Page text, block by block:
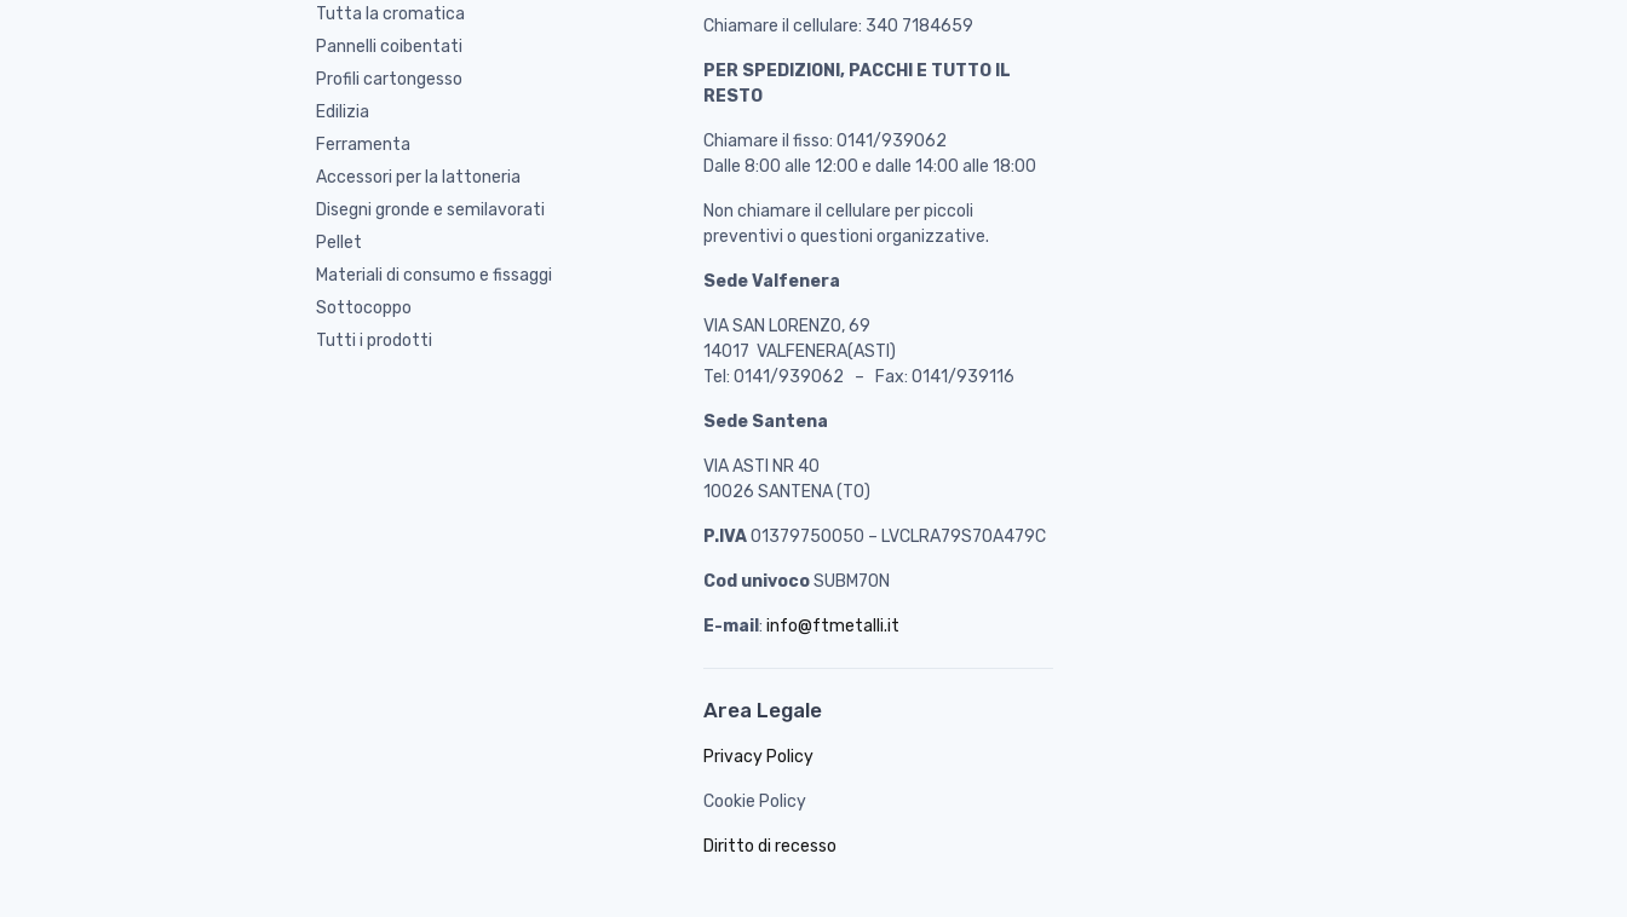
Tutta la cromatica
Pannelli coibentati
Profili cartongesso
Edilizia
Ferramenta
Accessori per la lattoneria
Disegni gronde e semilavorati
Pellet
Materiali di consumo e fissaggi
Sottocoppo
Tutti i prodotti
Chiamare il cellulare: 340 7184659
PER SPEDIZIONI, PACCHI E TUTTO IL
RESTO
Chiamare il fisso: 0141/939062
Dalle 8:00 alle 12:00 e dalle 14:00 alle 18:00
Non chiamare il cellulare per piccoli
preventivi o questioni organizzative.
Sede Valfenera
VIA SAN LORENZO, 69
14017 VALFENERA(ASTI)
Tel: 0141/939062 – Fax: 0141/939116
Sede Santena
VIA ASTI NR 40
10026 SANTENA (TO)
P.IVA01379750050 – LVCLRA79S70A479C
Cod univocoSUBM70N
E-mail : info@ftmetalli.it
Area Legale
Privacy Policy
Cookie Policy
Diritto di recesso